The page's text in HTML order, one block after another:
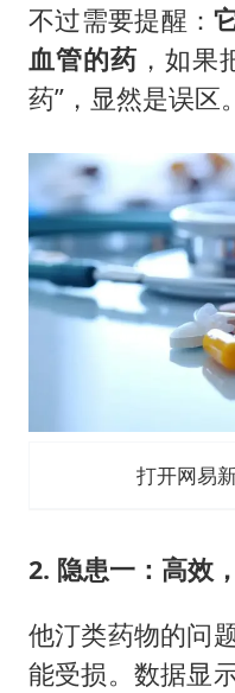
不过需要提醒：
血管的药 ，如果
药”，显然是误区。
打开网易
2. 隐患一：高效
他汀类药物的问
能受损。数据显